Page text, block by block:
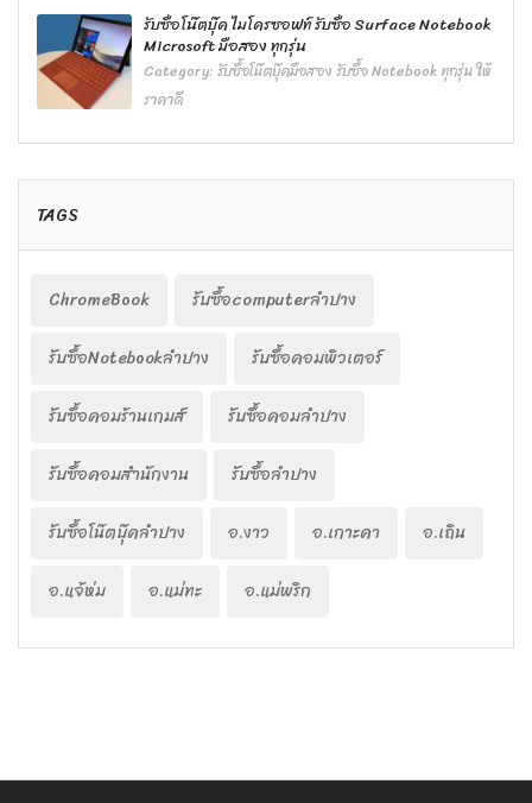
รับซื้อโน๊ตบุ๊ค ไมโครซอฟท์ รับซื้อ Surface Notebook
Microsoft มือสอง ทุกรุ่น
Category:รับซื้อโน๊ตบุ๊คมือสอง รับซื้อ Notebook ทุกรุ่น ให้
ราคาดี
TAGS
ChromeBook
รับซื้อcomputerลำปาง
รับซื้อNotebookลำปาง
รับซื้อคอมพิวเตอร์
รับซื้อคอมร้านเกมส์
รับซื้อคอมลำปาง
รับซื้อคอมสำนักงาน
รับซื้อลำปาง
รับซื้อโน๊ตบุ๊คลำปาง
อ.งาว อ.เกาะคา
อ.เถิน
อ.แจ้ห่ม
อ.แม่ทะ อ.แม่พริก